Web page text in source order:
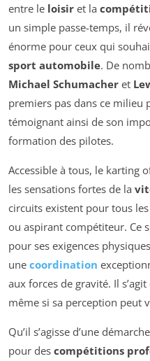
entre le loisir et la
un simple passe-temps, il
énorme pour ceux qui
sport automobile. De
Michael Schumacher et
premiers pas dans ce milieu
témoignant ainsi de son
formation des pilotes.
Accessible à tous, le karting
les sensations fortes de la
circuits existent pour tous
ou aspirant compétiteur. Ce
pour ses exigences
une coordination
aux forces de gravité. Il
même si sa perception peut
Qu’il s’agisse d’une
pour des compétitions